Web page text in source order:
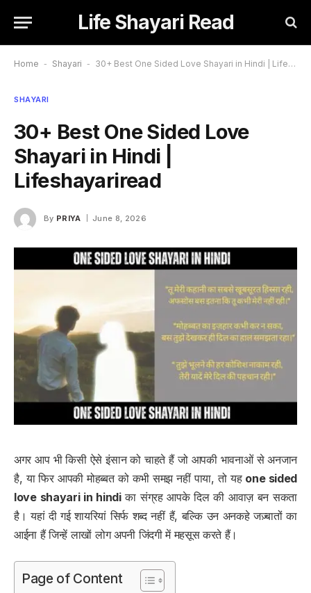
Life Shayari Read
Home - Shayari - 30+ Best One Sided Love Shayari in Hindi | Lifeshayariread
SHAYARI
30+ Best One Sided Love
Shayari in Hindi |
Lifeshayariread
By PRIYA June 8, 2026
अगर आप भी किसी ऐसे इंसान को चाहते हैं जो आपकी भावनाओं से अनजान
है, या फिर आपकी मोहब्बत को कभी समझ नहीं पाया, तो यह one sided
love shayari in hindiका संग्रह आपके दिल की आवाज़ बन सकता
है। यहां दी गई शायरियां सिर्फ शब्द नहीं हैं, बल्कि उन अनकहे जज़्बातों का
आईना हैं जिन्हें लाखों लोग अपनी जिंदगी में महसूस करते हैं।
Page of Content